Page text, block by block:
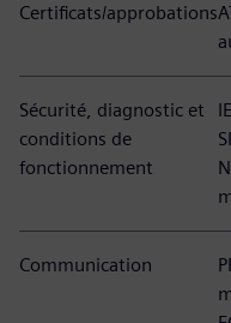
Certificats/approbations
Sécurité, diagnostic et
conditions de
fonctionnement
Communication